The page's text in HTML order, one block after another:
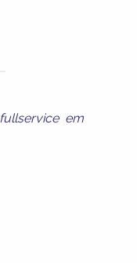
fullservice em